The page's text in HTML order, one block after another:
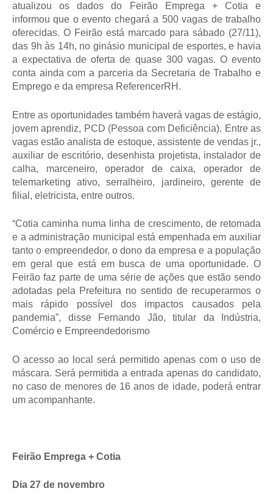
atualizou os dados do Feirão Emprega + Cotia e
informou que o evento chegará a 500 vagas de trabalho
oferecidas. O Feirão está marcado para sábado (27/11),
das 9h às 14h, no ginásio municipal de esportes, e havia
a expectativa de oferta de quase 300 vagas. O evento
conta ainda com a parceria da Secretaria de Trabalho e
Emprego e da empresa ReferencerRH.
Entre as oportunidades também haverá vagas de estágio,
jovem aprendiz, PCD (Pessoa com Deficiência). Entre as
vagas estão analista de estoque, assistente de vendas jr.,
auxiliar de escritório, desenhista projetista, instalador de
calha, marceneiro, operador de caixa, operador de
telemarketing ativo, serralheiro, jardineiro, gerente de
filial, eletricista, entre outros.
“Cotia caminha numa linha de crescimento, de retomada
e a administração municipal está empenhada em auxiliar
tanto o empreendedor, o dono da empresa e a população
em geral que está em busca de uma oportunidade. O
Feirão faz parte de uma série de ações que estão sendo
adotadas pela Prefeitura no sentido de recuperarmos o
mais rápido possível dos impactos causados pela
pandemia”, disse Fernando Jão, titular da Indústria,
Comércio e Empreendedorismo
O acesso ao local será permitido apenas com o uso de
máscara. Será permitida a entrada apenas do candidato,
no caso de menores de 16 anos de idade, poderá entrar
um acompanhante.
Feirão Emprega + Cotia
Dia 27 de novembro